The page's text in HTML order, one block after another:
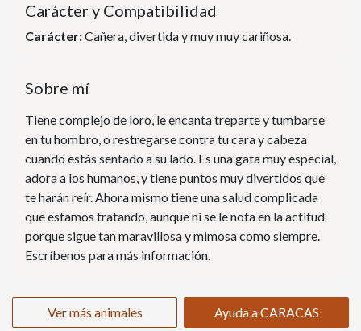
Carácter y Compatibilidad
Carácter:Cañera, divertida y muy muy cariñosa.
Sobre mí
Tiene complejo de loro, le encanta treparte y tumbarse
en tu hombro, o restregarse contra tu cara y cabeza
cuando estás sentado a su lado. Es una gata muy especial,
adora a los humanos, y tiene puntos muy divertidos que
te harán reír. Ahora mismo tiene una salud complicada
que estamos tratando, aunque ni se le nota en la actitud
porque sigue tan maravillosa y mimosa como siempre.
Escríbenos para más información.
Ver más animales Ayuda a CARACAS